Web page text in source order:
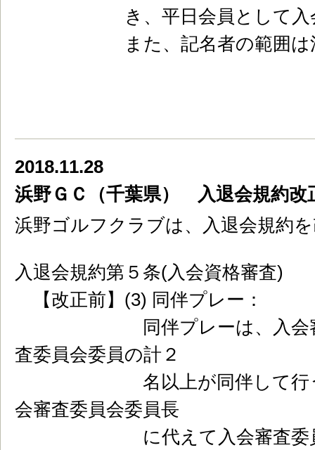
き、平日会員として入会
また、記名者の範囲は法人
2018.11.28
浜野ＧＣ（千葉県） 入退会規約改
浜野ゴルフクラブは、入退会規約
入退会規約第５条(入会資格審査)
【改正前】(3) 同伴プレー：
同伴プレーは、入会審査
査委員会委員の計２
名以上が同伴して行うも
会審査委員会委員長
に代えて入会審査委員会